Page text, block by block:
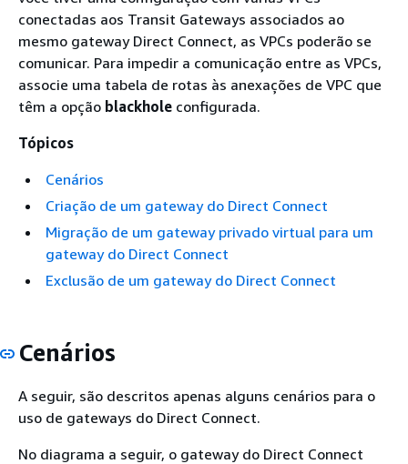
conectadas aos Transit Gateways associados ao
mesmo gateway Direct Connect, as VPCs poderão se
comunicar. Para impedir a comunicação entre as VPCs,
associe uma tabela de rotas às anexações de VPC que
têm a opção blackhole configurada.
Tópicos
Cenários
Criação de um gateway do Direct Connect
Migração de um gateway privado virtual para um
gateway do Direct Connect
Exclusão de um gateway do Direct Connect
Cenários
A seguir, são descritos apenas alguns cenários para o
uso de gateways do Direct Connect.
No diagrama a seguir, o gateway do Direct Connect